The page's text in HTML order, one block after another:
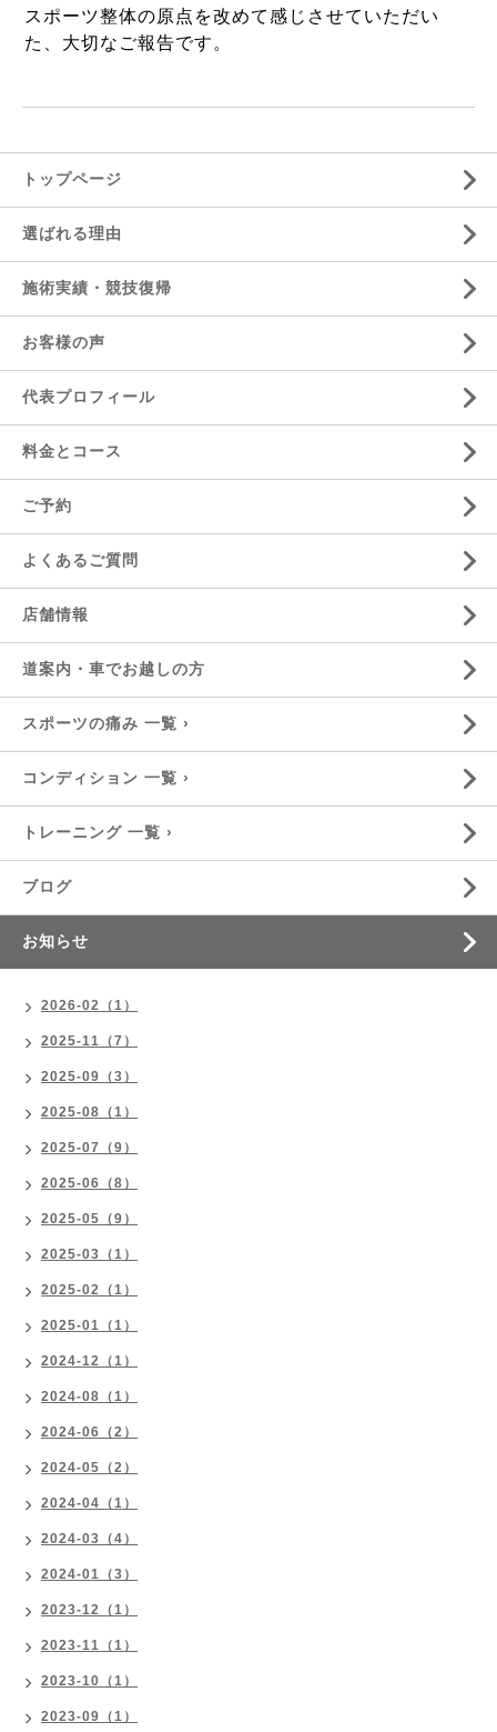
スポーツ整体の原点を改めて感じさせていただい
た、大切なご報告です。
トップページ
選ばれる理由
施術実績・競技復帰
お客様の声
代表プロフィール
料金とコース
ご予約
よくあるご質問
店舗情報
道案内・車でお越しの方
スポーツの痛み 一覧 ›
コンディション 一覧 ›
トレーニング 一覧 ›
ブログ
お知らせ
2026-02（1）
2025-11（7）
2025-09（3）
2025-08（1）
2025-07（9）
2025-06（8）
2025-05（9）
2025-03（1）
2025-02（1）
2025-01（1）
2024-12（1）
2024-08（1）
2024-06（2）
2024-05（2）
2024-04（1）
2024-03（4）
2024-01（3）
2023-12（1）
2023-11（1）
2023-10（1）
2023-09（1）